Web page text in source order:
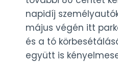
napidíj személyautók
május végén itt
és a tó
együtt is